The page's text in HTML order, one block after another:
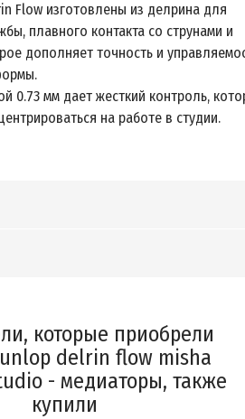
Flow изготовлены из делрина для
плавного контакта со струнами и
дополняет точность и
0.73 мм дает жесткий контроль,
на работе в студии.
которые приобрели
delrin flow misha
- медиаторы, также
купили